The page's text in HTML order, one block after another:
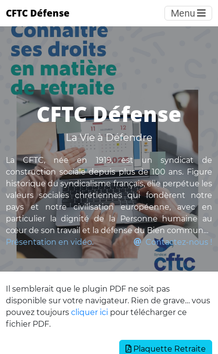
CFTC Défense Menu
CFTC Défense
La Vie à Défendre
La CFTC, née en 1919, est un syndicat de
construction sociale depuis plus de 100 ans. Figure
historique du syndicalisme français, elle perpétue les
valeurs sociales chrétiennes qui fondèrent notre
pays et notre civilisation européenne, avec en
particulier la dignité de la Personne humaine au
cœur de son travail et la défense du Bien commun…
Présentation en vidéo.
Contactez-nous !
Il semblerait que le plugin PDF ne soit pas
disponible sur votre navigateur. Rien de grave… vous
pouvez toujours cliquer ici pour télécharger ce
fichier PDF.
Plaquette Retraite